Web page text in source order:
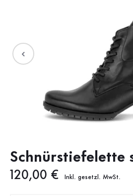
Schnürstiefelette
Neuer Preis
120,00 € Inkl. gesetzl. MwSt.